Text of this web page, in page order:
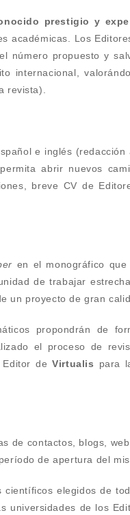
prestigio y
académicas. Los
número propuesto y
internacional,
revista).
e inglés
abrir nuevos
breve CV de
en el monográfico
de trabajar
un proyecto de gran
propondrán de
el proceso de
Editor deVirtualis para
de contactos, blogs,
de apertura del
elegidos de
de los